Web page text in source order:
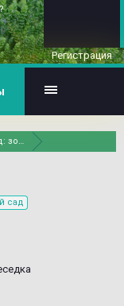
зоны
сад
Регистрация